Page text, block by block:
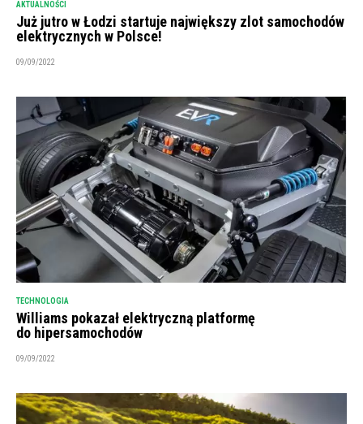
AKTUALNOŚCI
Już jutro w Łodzi startuje największy zlot samochodów
elektrycznych w Polsce!
09/09/2022
TECHNOLOGIA
Williams pokazał elektryczną platformę
do hipersamochodów
09/09/2022